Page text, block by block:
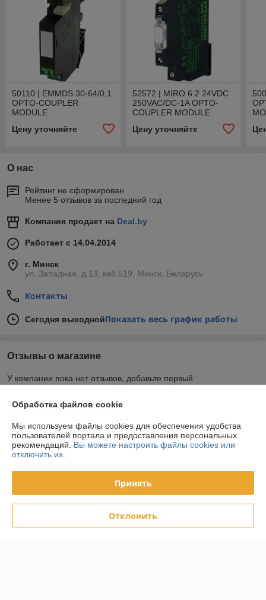
50110 | EMMDS 30-64/0,1
OPTO-COUPLER
MODULE
Цену уточняйте
52572 | MIRO 6.2 24VDC
250VAC/DC-1A OPTO-
COUPLER MODULE
Цену уточняйте
О нас
Рейтинг не сформирован
Менее 5 отзывов за последний год
Компания продает на Deal.by
Работает с 14.04.2014
г. Минск
ул. Западная, д.13, каб.519, Минск, Беларусь
Контакты
Сегодня выходнойПоказать весь график работы
Отзывы о магазине
У компании пока нет отзывов, добавьте первый
Контакты
График работы
Полная версия сайта
Обработка файлов cookie
Мы используем файлы cookies для обеспечения удобства
пользователей портала и предоставления персональных
рекомендаций. Вы можете настроить файлы cookies или
отключить их.
Принять
Отклонить